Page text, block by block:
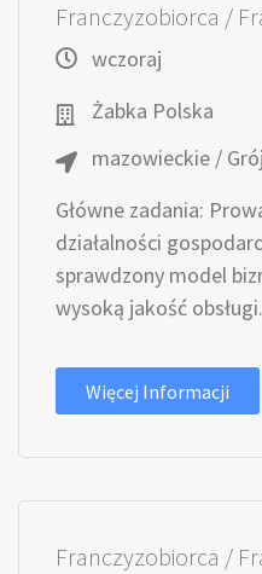
Franczyzobiorca /
wczoraj
Żabka Polska
mazowieckie /
Główne zadania:
działalności
sprawdzony model
wysoką jakość
Więcej Informacji
Franczyzobiorca /